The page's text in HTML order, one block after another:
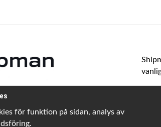
för funktion på sidan, analys av